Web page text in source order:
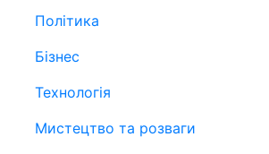
Політика
Бізнес
Технологія
Мистецтво та розваги